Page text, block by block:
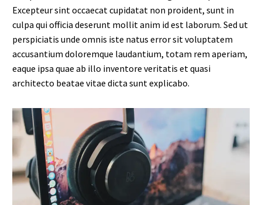
Excepteur sint occaecat cupidatat non proident, sunt in
culpa qui officia deserunt mollit anim id est laborum. Sed ut
perspiciatis unde omnis iste natus error sit voluptatem
accusantium doloremque laudantium, totam rem aperiam,
eaque ipsa quae ab illo inventore veritatis et quasi
architecto beatae vitae dicta sunt explicabo.